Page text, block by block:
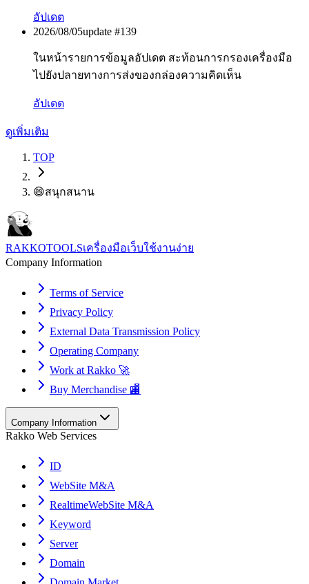
อัปเดต
2026/08/05update #139
ในหน้ารายการข้อมูลอัปเดต สะท้อนการกรองเครื่องมือ
ไปยังปลายทางการส่งของกล่องความคิดเห็น
อัปเดต
ดูเพิ่มเติม
TOP
😄สนุกสนาน
RAKKOTOOLSเครื่องมือเว็บใช้งานง่าย
Company Information
Terms of Service
Privacy Policy
External Data Transmission Policy
Operating Company
Work at Rakko 🚀
Buy Merchandise 🏬
Company Information
Rakko Web Services
ID
WebSite M&A
RealtimeWebSite M&A
Keyword
Server
Domain